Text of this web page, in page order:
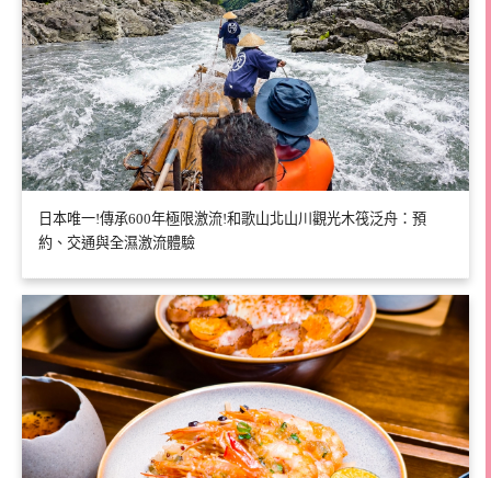
日本唯一!傳承600年極限激流!和歌山北山川觀光木筏泛舟：預
約、交通與全濕激流體驗